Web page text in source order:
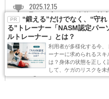
2025.12.15
取って良かった資格・検
新版】！
2026.07.09
みんながリアルに調べて
ランキング TOP10！【日
“鍛える”だけでなく、“守れ
る”トレーナー「NASM認定パー
ルトレーナー」とは？
利用者が多様化する今、
ーナーに求められるスキ
は？身体の状態を正しく
して、ケガのリスクを未
防ぐ指導力を体系的に学